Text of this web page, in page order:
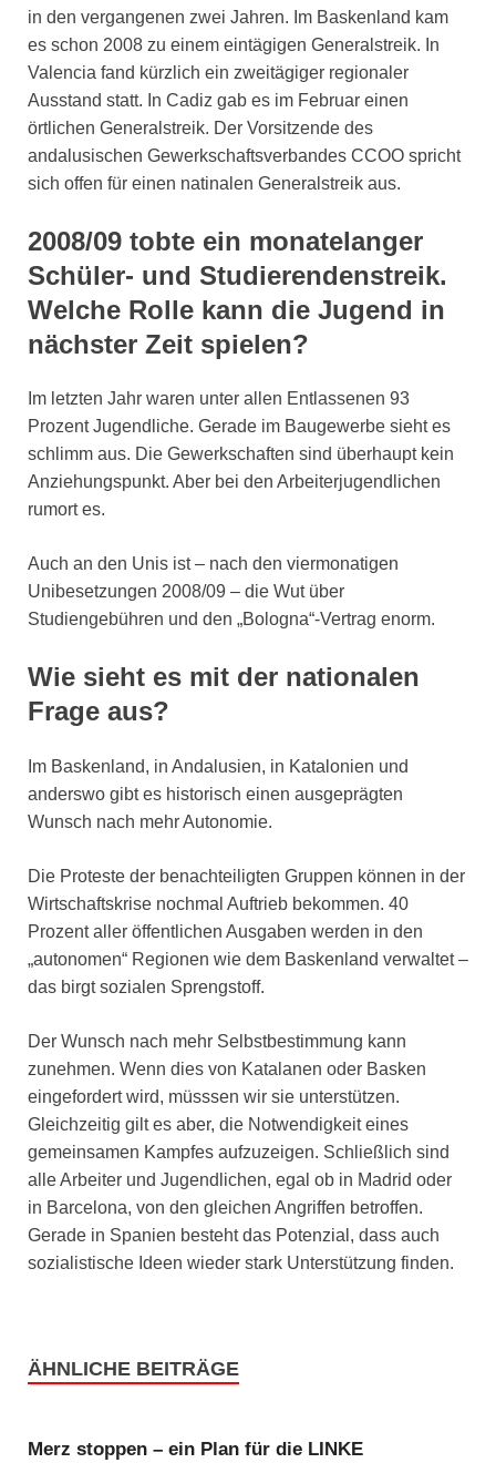
in den vergangenen zwei Jahren. Im Baskenland kam
es schon 2008 zu einem eintägigen Generalstreik. In
Valencia fand kürzlich ein zweitägiger regionaler
Ausstand statt. In Cadiz gab es im Februar einen
örtlichen Generalstreik. Der Vorsitzende des
andalusischen Gewerkschaftsverbandes CCOO spricht
sich offen für einen natinalen Generalstreik aus.
2008/09 tobte ein monatelanger
Schüler- und Studierendenstreik.
Welche Rolle kann die Jugend in
nächster Zeit spielen?
Im letzten Jahr waren unter allen Entlassenen 93
Prozent Jugendliche. Gerade im Baugewerbe sieht es
schlimm aus. Die Gewerkschaften sind überhaupt kein
Anziehungspunkt. Aber bei den Arbeiterjugendlichen
rumort es.
Auch an den Unis ist – nach den viermonatigen
Unibesetzungen 2008/09 – die Wut über
Studiengebühren und den „Bologna“-Vertrag enorm.
Wie sieht es mit der nationalen
Frage aus?
Im Baskenland, in Andalusien, in Katalonien und
anderswo gibt es historisch einen ausgeprägten
Wunsch nach mehr Autonomie.
Die Proteste der benachteiligten Gruppen können in der
Wirtschaftskrise nochmal Auftrieb bekommen. 40
Prozent aller öffentlichen Ausgaben werden in den
„autonomen“ Regionen wie dem Baskenland verwaltet –
das birgt sozialen Sprengstoff.
Der Wunsch nach mehr Selbstbestimmung kann
zunehmen. Wenn dies von Katalanen oder Basken
eingefordert wird, müsssen wir sie unterstützen.
Gleichzeitig gilt es aber, die Notwendigkeit eines
gemeinsamen Kampfes aufzuzeigen. Schließlich sind
alle Arbeiter und Jugendlichen, egal ob in Madrid oder
in Barcelona, von den gleichen Angriffen betroffen.
Gerade in Spanien besteht das Potenzial, dass auch
sozialistische Ideen wieder stark Unterstützung finden.
ÄHNLICHE BEITRÄGE
Merz stoppen – ein Plan für die LINKE